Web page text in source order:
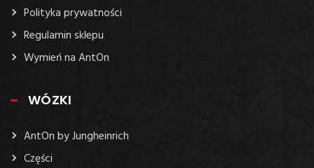
Polityka prywatności
Regulamin sklepu
Wymień na AntOn
WÓZKI
AntOn by Jungheinrich
Części